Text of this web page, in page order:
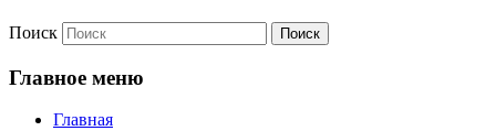
Поиск
Главное меню
Главная